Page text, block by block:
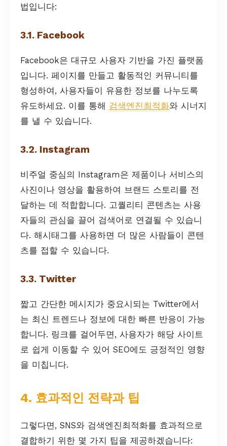
법입니다:
3.1. Facebook
Facebook은 대규모 사용자 기반을 가진 플랫폼
입니다. 페이지를 만들고 활동적인 커뮤니티를
형성하여, 사용자들이 유용한 정보를 나누도록
유도하세요. 이를 통해 검색엔진최적화와 시너지
를 낼 수 있습니다.
3.2. Instagram
비주얼 중심의 Instagram은 제품이나 서비스의
사진이나 영상을 활용하여 브랜드 스토리를 전
달하는 데 적합합니다. 고퀄리티 콘텐츠는 사용
자들의 관심을 끌어 검색어로 연결될 수 있습니
다. 해시태그를 사용하면 더 많은 사람들이 콘텐
츠를 접할 수 있습니다.
3.3. Twitter
짧고 간단한 메시지가 중요시되는 Twitter에서
는 최신 트렌드나 정보에 대한 빠른 반응이 가능
합니다. 링크를 걸어두면, 사용자가 해당 사이트
로 쉽게 이동할 수 있어 SEO에도 긍정적인 영향
을 미칩니다.
4. 효과적인 전략과 팁
그렇다면, SNS와 검색엔진최적화를 효과적으로
결합하기 위한 몇 가지 팁을 제공하겠습니다: